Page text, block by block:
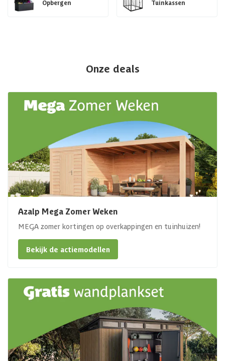
Opbergen Tuinkassen
Onze deals
Azalp Mega Zomer Weken
MEGA zomer kortingen op overkappingen en tuinhuizen!
Bekijk de actiemodellen